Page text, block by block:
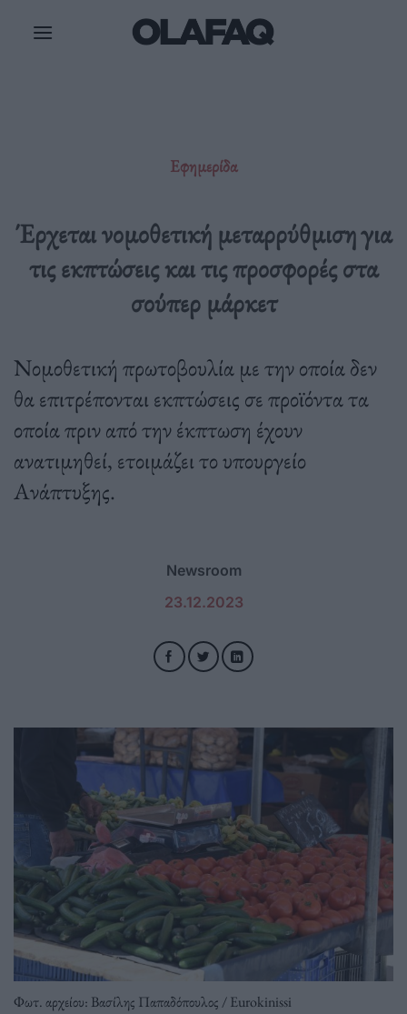
Εφημερίδα
Έρχεται νομοθετική μεταρρύθμιση για
τις εκπτώσεις και τις προσφορές στα
σούπερ μάρκετ
Νομοθετική πρωτοβουλία με την οποία δεν
θα επιτρέπονται εκπτώσεις σε προϊόντα τα
οποία πριν από την έκπτωση έχουν
ανατιμηθεί, ετοιμάζει το υπουργείο
Ανάπτυξης.
Newsroom
23.12.2023
Φωτ. αρχείου: Βασίλης Παπαδόπουλος / Eurokinissi